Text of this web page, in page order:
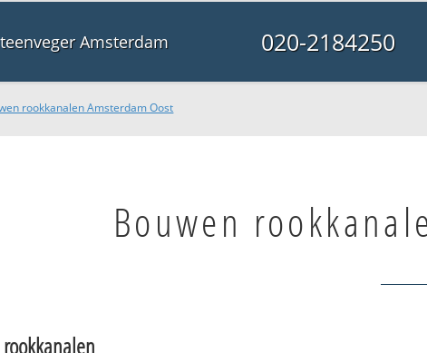
Amsterdam 020-2184250
rookkanalen Amsterdam Oost
Bouwen